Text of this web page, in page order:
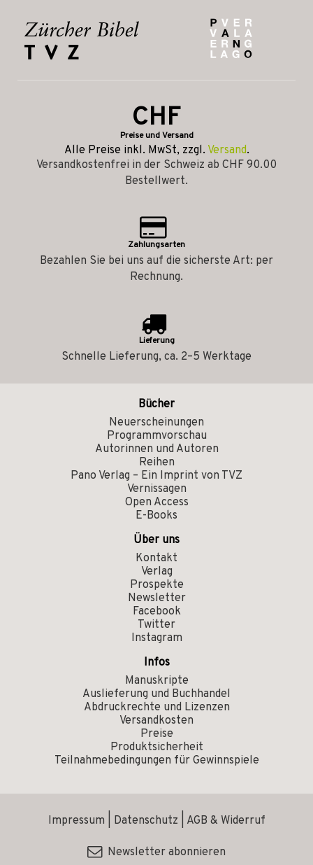
CHF
Preise und Versand
Alle Preise inkl. MwSt, zzgl. Versand.
Versandkostenfrei in der Schweiz ab CHF 90.00
Bestellwert.
Zahlungsarten
Bezahlen Sie bei uns auf die sicherste Art: per
Rechnung.
Lieferung
Schnelle Lieferung, ca. 2–5 Werktage
Bücher
Neuerscheinungen
Programmvorschau
Autorinnen und Autoren
Reihen
Pano Verlag – Ein Imprint von TVZ
Vernissagen
Open Access
E-Books
Über uns
Kontakt
Verlag
Prospekte
Newsletter
Facebook
Twitter
Instagram
Infos
Manuskripte
Auslieferung und Buchhandel
Abdruckrechte und Lizenzen
Versandkosten
Preise
Produktsicherheit
Teilnahmebedingungen für Gewinnspiele
Impressum Datenschutz AGB & Widerruf
Newsletter abonnieren